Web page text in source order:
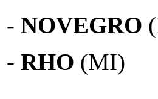
- NOVEGRO
- RHO (MI)